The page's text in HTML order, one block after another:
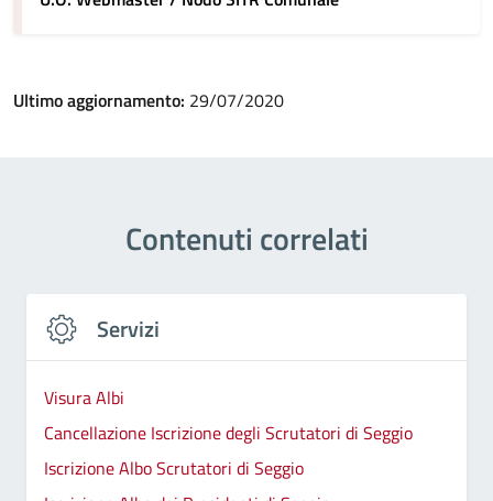
Ultimo aggiornamento: 29/07/2020
Contenuti correlati
Servizi
Visura Albi
Cancellazione Iscrizione degli Scrutatori di Seggio
Iscrizione Albo Scrutatori di Seggio